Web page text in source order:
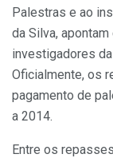
Palestras e ao
da Silva,
investigadores
Oficialmente, os
pagamento de
a 2014.
Entre os